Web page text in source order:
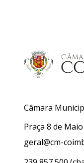
Câmara
Praça 8 de
geral@cm-